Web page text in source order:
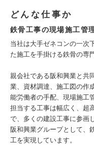
どんな仕事か
鉄骨工事の現場施工管
当社は大手ゼネコンの一次
た施工を手掛ける鉄骨の専
親会社である阪和興業と共
業、資材調達、施工図の作
能労働者の手配、現場施工
担当する工事は幅広く、超
で、多くの建設工事に参画
阪和興業グループとして、
工を実現しています。